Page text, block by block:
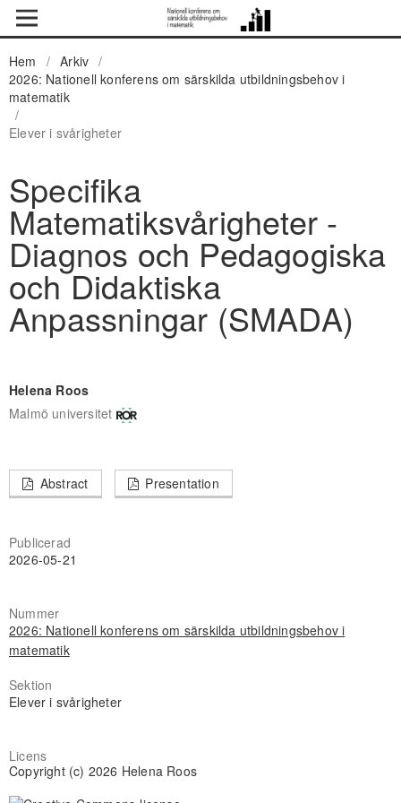
Hem / Arkiv /
2026: Nationell konferens om särskilda utbildningsbehov i
matematik
/
Elever i svårigheter
Specifika
Matematiksvårigheter -
Diagnos och Pedagogiska
och Didaktiska
Anpassningar (SMADA)
Helena Roos
Malmö universitet
Abstract Presentation
Publicerad
2026-05-21
Nummer
2026: Nationell konferens om särskilda utbildningsbehov i
matematik
Sektion
Elever i svårigheter
Licens
Copyright (c) 2026 Helena Roos